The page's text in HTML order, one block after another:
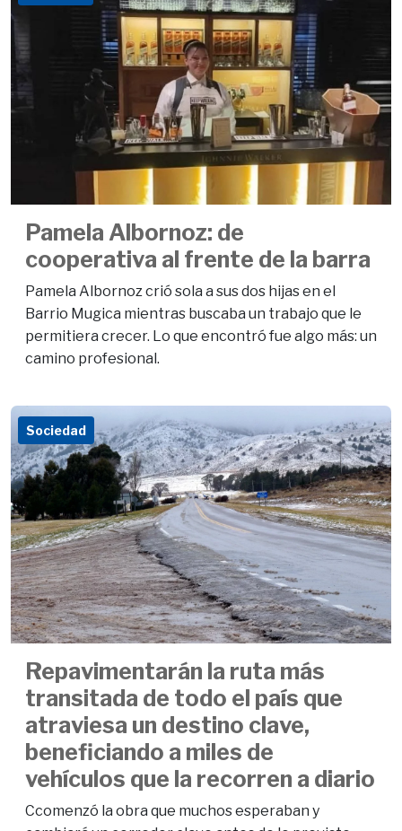
Pamela Albornoz: de
cooperativa al frente de la barra
Pamela Albornoz crió sola a sus dos hijas en el
Barrio Mugica mientras buscaba un trabajo que le
permitiera crecer. Lo que encontró fue algo más: un
camino profesional.
Sociedad
Repavimentarán la ruta más
transitada de todo el país que
atraviesa un destino clave,
beneficiando a miles de
vehículos que la recorren a diario
Ccomenzó la obra que muchos esperaban y